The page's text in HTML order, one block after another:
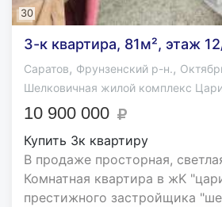
30
3-к квартира, 81м², этаж
Саратов, Фрунзенский р-н.,
Шелковичная жилой комплекс
10 900 000
Купить 3к квартиру
В продаже просторная,
Комнатная квартира в жK
престижного застройщика